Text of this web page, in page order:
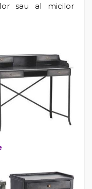
sau al micilor